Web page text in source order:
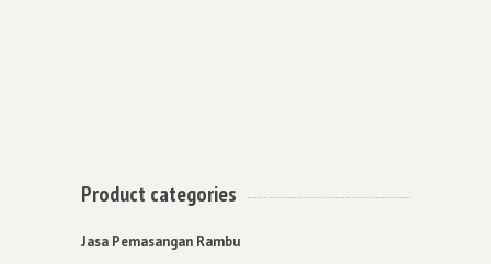
Product categories
Jasa Pemasangan Rambu